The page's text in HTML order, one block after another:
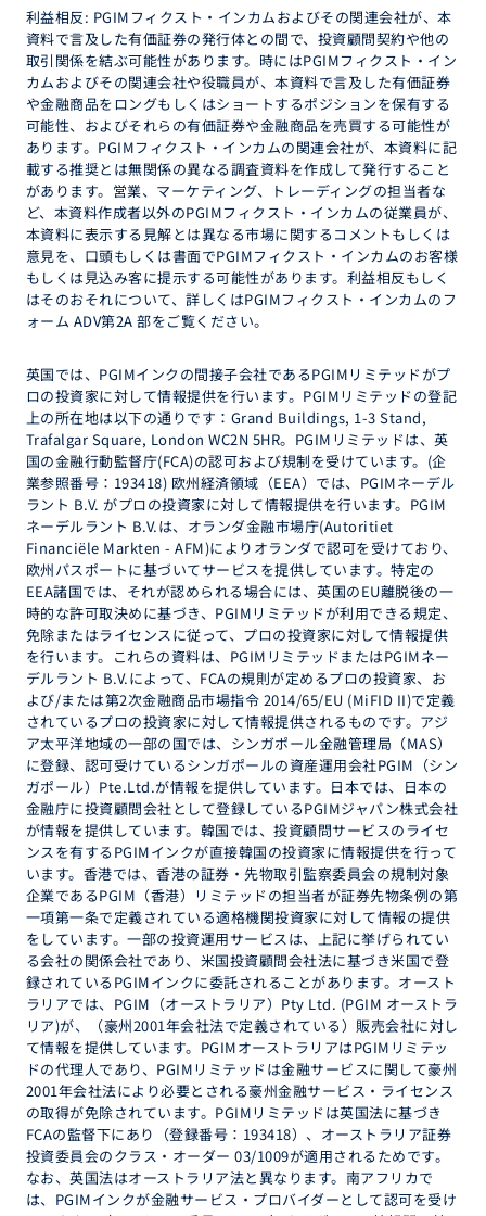
利益相反: PGIMフィクスト・インカムおよびその関連会社が、本
資料で言及した有価証券の発行体との間で、投資顧問契約や他の
取引関係を結ぶ可能性があります。時にはPGIMフィクスト・イン
カムおよびその関連会社や役職員が、本資料で言及した有価証券
や金融商品をロングもしくはショートするポジションを保有する
可能性、およびそれらの有価証券や金融商品を売買する可能性が
あります。PGIMフィクスト・インカムの関連会社が、本資料に記
載する推奨とは無関係の異なる調査資料を作成して発行すること
があります。営業、マーケティング、トレーディングの担当者な
ど、本資料作成者以外のPGIMフィクスト・インカムの従業員が、
本資料に表示する見解とは異なる市場に関するコメントもしくは
意見を、口頭もしくは書面でPGIMフィクスト・インカムのお客様
もしくは見込み客に提示する可能性があります。利益相反もしく
はそのおそれについて、詳しくはPGIMフィクスト・インカムのフ
ォーム ADV第2A 部をご覧ください。
英国では、PGIMインクの間接子会社であるPGIMリミテッドがプ
ロの投資家に対して情報提供を行います。PGIMリミテッドの登記
上の所在地は以下の通りです：Grand Buildings, 1-3 Stand,
Trafalgar Square, London WC2N 5HR。PGIMリミテッドは、英
国の金融行動監督庁(FCA)の認可および規制を受けています。(企
業参照番号：193418) 欧州経済領域（EEA）では、PGIMネーデル
ラント B.V. がプロの投資家に対して情報提供を行います。PGIM
ネーデルラント B.V.は、オランダ金融市場庁(Autoritiet
Financiële Markten - AFM)によりオランダで認可を受けており、
欧州パスポートに基づいてサービスを提供しています。特定の
EEA諸国では、それが認められる場合には、英国のEU離脱後の一
時的な許可取決めに基づき、PGIMリミテッドが利用できる規定、
免除またはライセンスに従って、プロの投資家に対して情報提供
を行います。これらの資料は、PGIMリミテッドまたはPGIMネー
デルラント B.V.によって、FCAの規則が定めるプロの投資家、お
よび/または第2次金融商品市場指令 2014/65/EU (MiFID II)で定義
されているプロの投資家に対して情報提供されるものです。アジ
ア太平洋地域の一部の国では、シンガポール金融管理局（MAS）
に登録、認可受けているシンガポールの資産運用会社PGIM（シン
ガポール）Pte.Ltd.が情報を提供しています。日本では、日本の
金融庁に投資顧問会社として登録しているPGIMジャパン株式会社
が情報を提供しています。韓国では、投資顧問サービスのライセ
ンスを有するPGIMインクが直接韓国の投資家に情報提供を行って
います。香港では、香港の証券・先物取引監察委員会の規制対象
企業であるPGIM（香港）リミテッドの担当者が証券先物条例の第
一項第一条で定義されている適格機関投資家に対して情報の提供
をしています。一部の投資運用サービスは、上記に挙げられてい
る会社の関係会社であり、米国投資顧問会社法に基づき米国で登
録されているPGIMインクに委託されることがあります。オースト
ラリアでは、PGIM（オーストラリア）Pty Ltd. (PGIM オーストラ
リア)が、（豪州2001年会社法で定義されている）販売会社に対し
て情報を提供しています。PGIMオーストラリアはPGIMリミテッ
ドの代理人であり、PGIMリミテッドは金融サービスに関して豪州
2001年会社法により必要とされる豪州金融サービス・ライセンス
の取得が免除されています。PGIMリミテッドは英国法に基づき
FCAの監督下にあり（登録番号：193418）、オーストラリア証券
投資委員会のクラス・オーダー 03/1009が適用されるためです。
なお、英国法はオーストラリア法と異なります。南アフリカで
は、PGIMインクが金融サービス・プロバイダーとして認可を受け